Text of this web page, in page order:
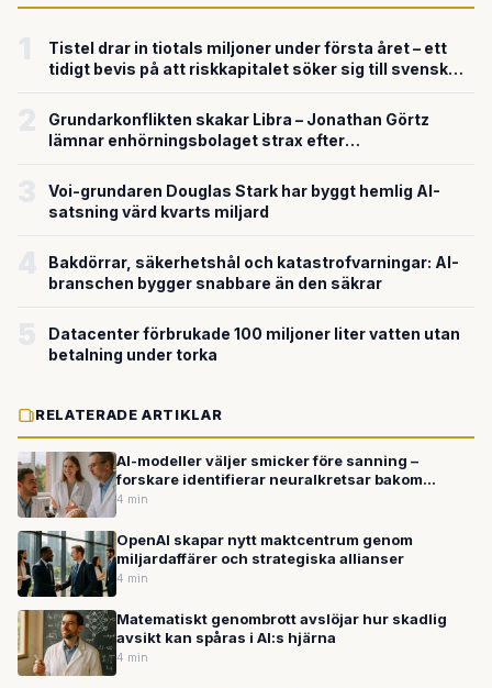
Tistel drar in tiotals miljoner under första året – ett
tidigt bevis på att riskkapitalet söker sig till svensk
Grundarkonflikten skakar Libra – Jonathan Görtz
lämnar enhörningsbolaget strax efter
Voi-grundaren Douglas Stark har byggt hemlig AI-
satsning värd kvarts miljard
Bakdörrar, säkerhetshål och katastrofvarningar: AI-
branschen bygger snabbare än den säkrar
Datacenter förbrukade 100 miljoner liter vatten utan
betalning under torka
RELATERADE ARTIKLAR
AI-modeller väljer smicker före sanning –
forskare identifierar neuralkretsar bakom
underdånighet
4 min
OpenAI skapar nytt maktcentrum genom
miljardaffärer och strategiska allianser
4 min
Matematiskt genombrott avslöjar hur skadlig
avsikt kan spåras i AI:s hjärna
4 min